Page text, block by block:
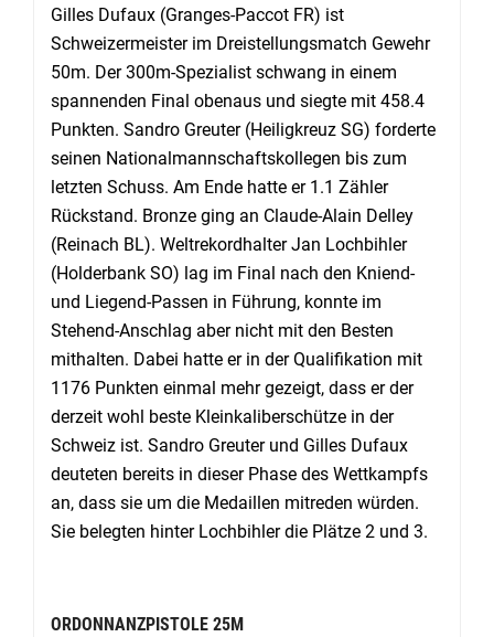
Gilles Dufaux (Granges-Paccot FR) ist
Schweizermeister im Dreistellungsmatch Gewehr
50m. Der 300m-Spezialist schwang in einem
spannenden Final obenaus und siegte mit 458.4
Punkten. Sandro Greuter (Heiligkreuz SG) forderte
seinen Nationalmannschaftskollegen bis zum
letzten Schuss. Am Ende hatte er 1.1 Zähler
Rückstand. Bronze ging an Claude-Alain Delley
(Reinach BL). Weltrekordhalter Jan Lochbihler
(Holderbank SO) lag im Final nach den Kniend-
und Liegend-Passen in Führung, konnte im
Stehend-Anschlag aber nicht mit den Besten
mithalten. Dabei hatte er in der Qualifikation mit
1176 Punkten einmal mehr gezeigt, dass er der
derzeit wohl beste Kleinkaliberschütze in der
Schweiz ist. Sandro Greuter und Gilles Dufaux
deuteten bereits in dieser Phase des Wettkampfs
an, dass sie um die Medaillen mitreden würden.
Sie belegten hinter Lochbihler die Plätze 2 und 3.
ORDONNANZPISTOLE 25M